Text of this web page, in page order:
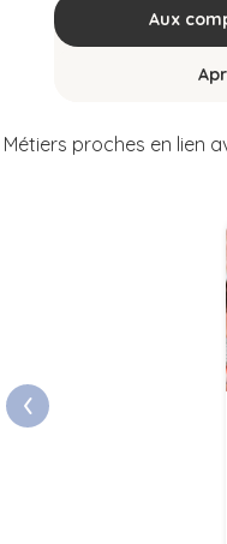
Aux
Métiers proches en lien
›